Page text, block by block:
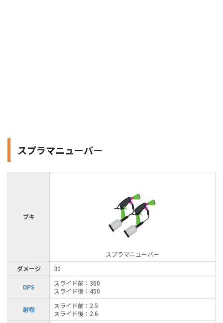
スプラマニューバー
ブキ
スプラマニューバー
ダメージ
30
DPS
スライド前：360
スライド後：450
射程
スライド前：2.5
スライド後：2.6